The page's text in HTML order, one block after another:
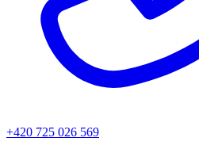
+420 725 026 569